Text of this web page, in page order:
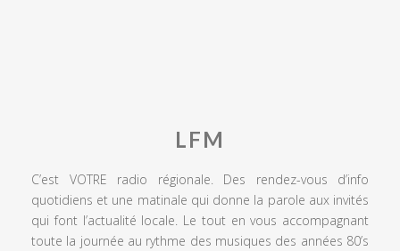
LFM
C’est VOTRE radio régionale. Des rendez-vous d’info
quotidiens et une matinale qui donne la parole aux invités
qui font l’actualité locale. Le tout en vous accompagnant
toute la journée au rythme des musiques des années 80’s